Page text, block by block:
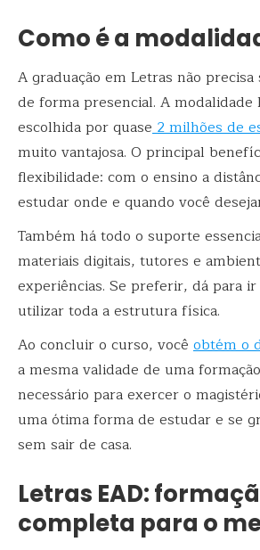
Como é a
A graduação em Letras não
de forma presencial. A modalidade
escolhida por quase 2 milhões de
muito vantajosa. O principal
flexibilidade: com o ensino a
estudar onde e quando você
Também há todo o suporte
materiais digitais, tutores e
experiências. Se preferir, dá para
utilizar toda a estrutura física.
Ao concluir o curso, você obtém o
a mesma validade de uma
necessário para exercer o
uma ótima forma de estudar e se
sem sair de casa.
Letras EAD:
completa para o